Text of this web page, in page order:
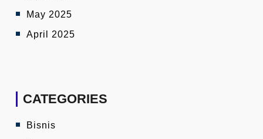
May 2025
April 2025
CATEGORIES
Bisnis